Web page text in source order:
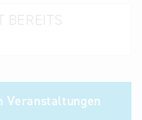
BEREITS
Veranstaltungen